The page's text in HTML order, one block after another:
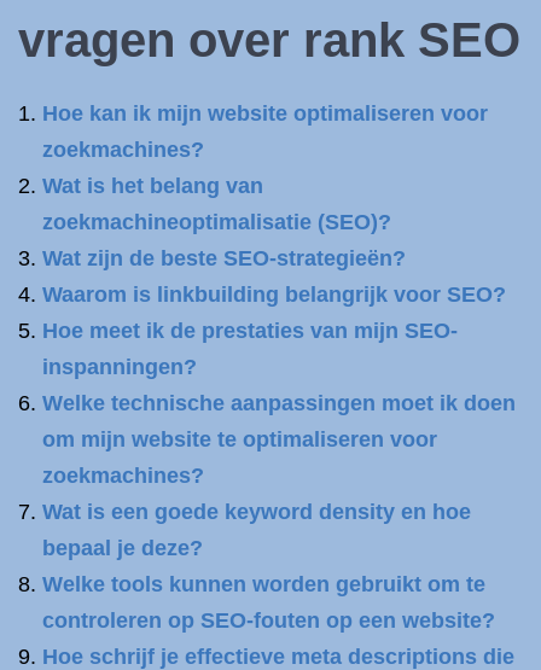
vragen over rank SEO
Hoe kan ik mijn website optimaliseren voor
zoekmachines?
Wat is het belang van
zoekmachineoptimalisatie (SEO)?
Wat zijn de beste SEO-strategieën?
Waarom is linkbuilding belangrijk voor SEO?
Hoe meet ik de prestaties van mijn SEO-
inspanningen?
Welke technische aanpassingen moet ik doen
om mijn website te optimaliseren voor
zoekmachines?
Wat is een goede keyword density en hoe
bepaal je deze?
Welke tools kunnen worden gebruikt om te
controleren op SEO-fouten op een website?
Hoe schrijf je effectieve meta descriptions die